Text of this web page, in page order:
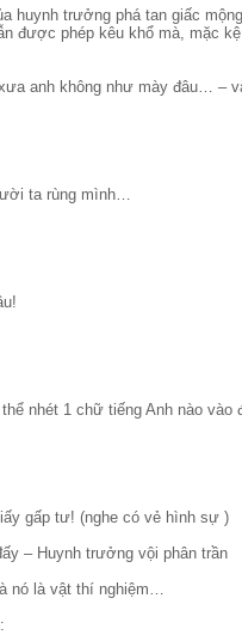
huynh trưởng phá tan giấc
được phép kêu khổ mà, mặc
anh không như mày đâu… –
ta rùng mình…
nhét 1 chữ tiếng Anh nào vào
gấp tư! (nghe có vẻ hình sự )
– Huynh trưởng vội phân trần
nó là vật thí nghiệm…